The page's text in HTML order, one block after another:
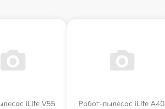
iLife V55 Робот-пылесос iLife A40